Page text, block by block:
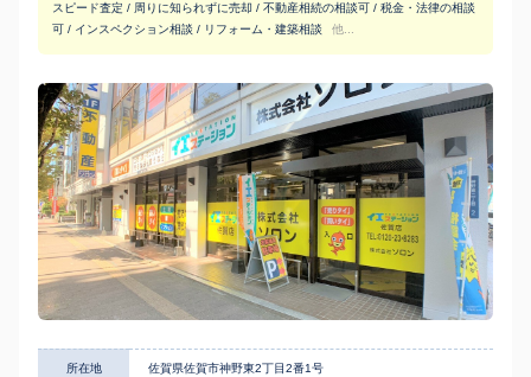
スピード査定 / 周りに知られずに売却 / 不動産相続の相談可 / 税金・法律の相談
可 / インスペクション相談 / リフォーム・建築相談
他...
所在地 佐賀県佐賀市神野東2丁目2番1号